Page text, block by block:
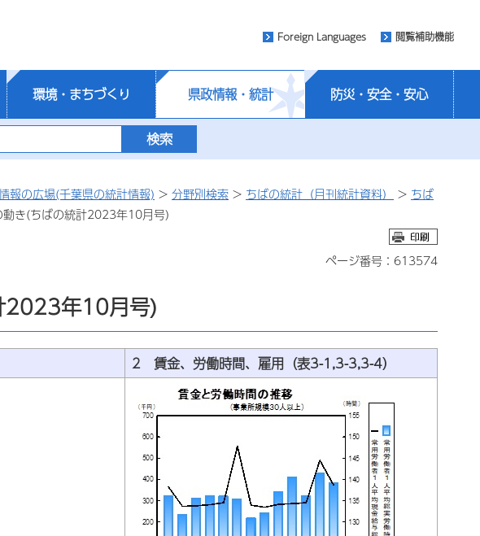
Foreign Languages 閲覧補助機能
環境・まちづくり 県政情報・統計 防災・安全・安心
報の広場(千葉県の統計情報) > 分野別検索 > ちばの統計（月刊統計資料） > ちば
き(ちばの統計2023年10月号)
ページ番号：613574
2023年10月号)
2 賃金、労働時間、雇用（表3-1,3-3,3-4）